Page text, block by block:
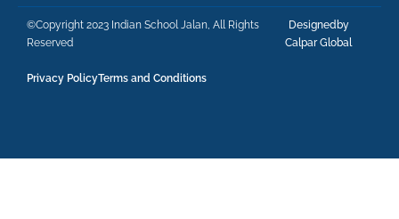
©Copyright 2023 Indian School Jalan, All Rights
Reserved
Designedby
Calpar Global
Privacy PolicyTerms and Conditions